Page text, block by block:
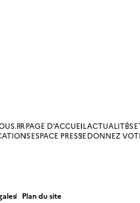
PAGE D’ACCUEILACTUALITÉS
ESPACE PRESSEDONNEZ
Plan du site